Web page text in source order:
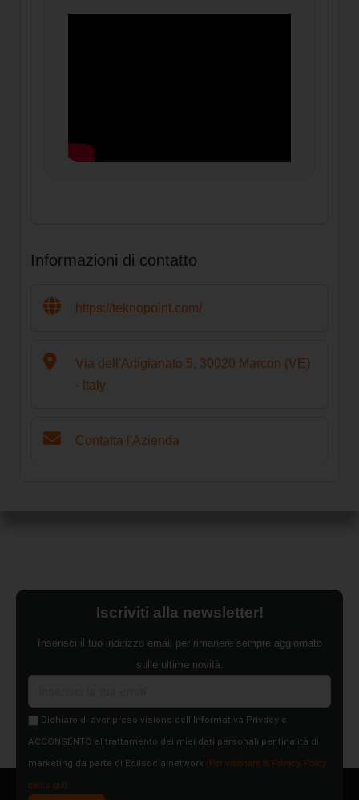
Informazioni di contatto
https://teknopoint.com/
Via dell'Artigianato 5, 30020 Marcon (VE)
- Italy
Contatta l'Azienda
Iscriviti alla newsletter!
Inserisci il tuo indirizzo email per rimanere sempre aggiornato
sulle ultime novità.
Dichiaro di aver preso visione dell'Informativa Privacy e
ACCONSENTO al trattamento dei miei dati personali per finalità di
marketing da parte di Edilsocialnetwork (Per visionare la Privacy Policy
clicca qui).